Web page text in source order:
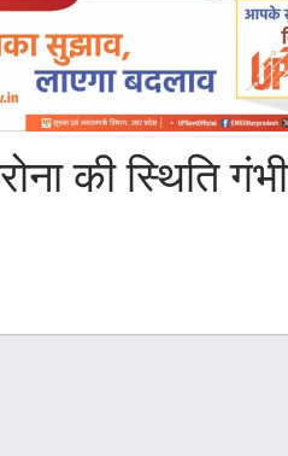
की स्थिति